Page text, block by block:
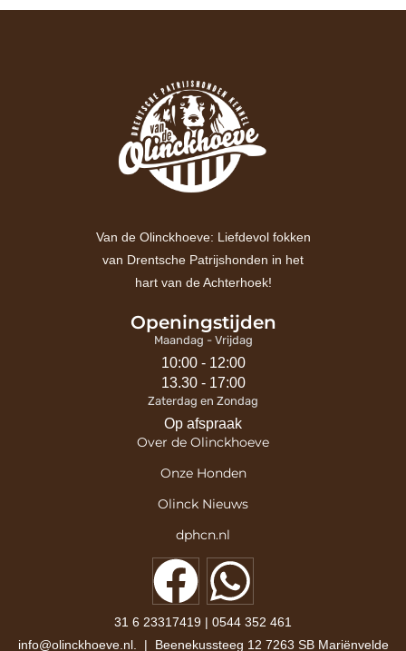
Van de Olinckhoeve: Liefdevol fokken
van Drentsche Patrijshonden in het
hart van de Achterhoek!
Openingstijden
Maandag - Vrijdag
10:00 - 12:00
13.30 - 17:00
Zaterdag en Zondag
Op afspraak
Over de Olinckhoeve
Onze Honden
Olinck Nieuws
dphcn.nl
31 6 23317419 | 0544 352 461​
info@olinckhoeve.nl. | Beenekussteeg 12 7263 SB Mariënvelde